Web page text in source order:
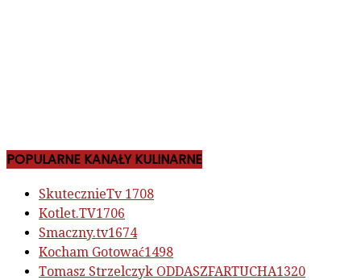
POPULARNE KANAŁY KULINARNE
SkutecznieTv 1708
Kotlet.TV1706
Smaczny.tv1674
Kocham Gotować1498
Tomasz Strzelczyk ODDASZFARTUCHA1320